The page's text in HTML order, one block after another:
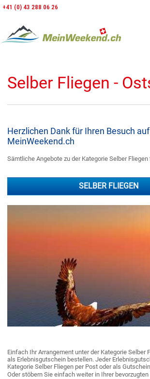
+41 (0) 43 288 06 26
Selber Fliegen -
Herzlichen Dank für Ihren Besuch auf
MeinWeekend.ch
Sämtliche Angebote zu der Kategorie Selber
SELBER FLIEGEN
Einfach Ihr Arrangement unter der Kategorie Selber
als Erlebnisgutschein bestellen. Jeder
Kategorie Selber Fliegen per Post oder als
Oder stöbern Sie einfach weiter in Ihrer